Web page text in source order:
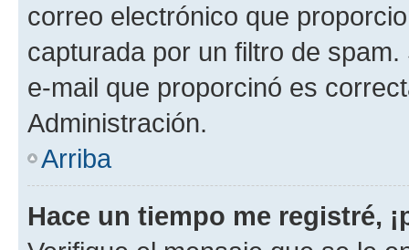
correo electrónico que
capturada por un filtro de
e-mail que proporcinó es
Administración.
Arriba
Hace un tiempo me registré,